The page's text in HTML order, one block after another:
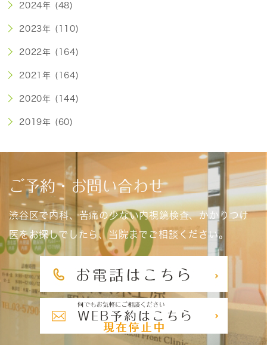
2024年 (48)
2023年 (110)
2022年 (164)
2021年 (164)
2020年 (144)
2019年 (60)
ご予約・お問い合わせ
渋谷区で内科、苦痛の少ない内視鏡検査、かかりつけ
医をお探しでしたら、当院までご相談ください。